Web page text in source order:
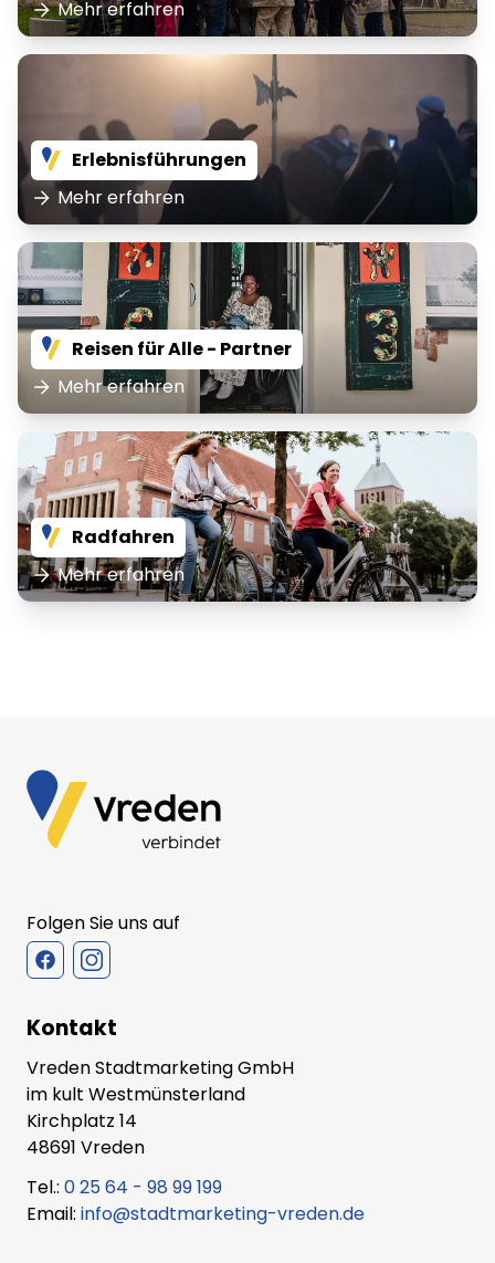
Mehr erfahren
Erlebnisführungen
Mehr erfahren
Reisen für Alle - Partner
Mehr erfahren
Radfahren
Mehr erfahren
Folgen Sie uns auf
Kontakt
Vreden Stadtmarketing GmbH
im kult Westmünsterland
Kirchplatz 14
48691 Vreden
Tel.: 0 25 64 - 98 99 199
Email: info@stadtmarketing-vreden.de